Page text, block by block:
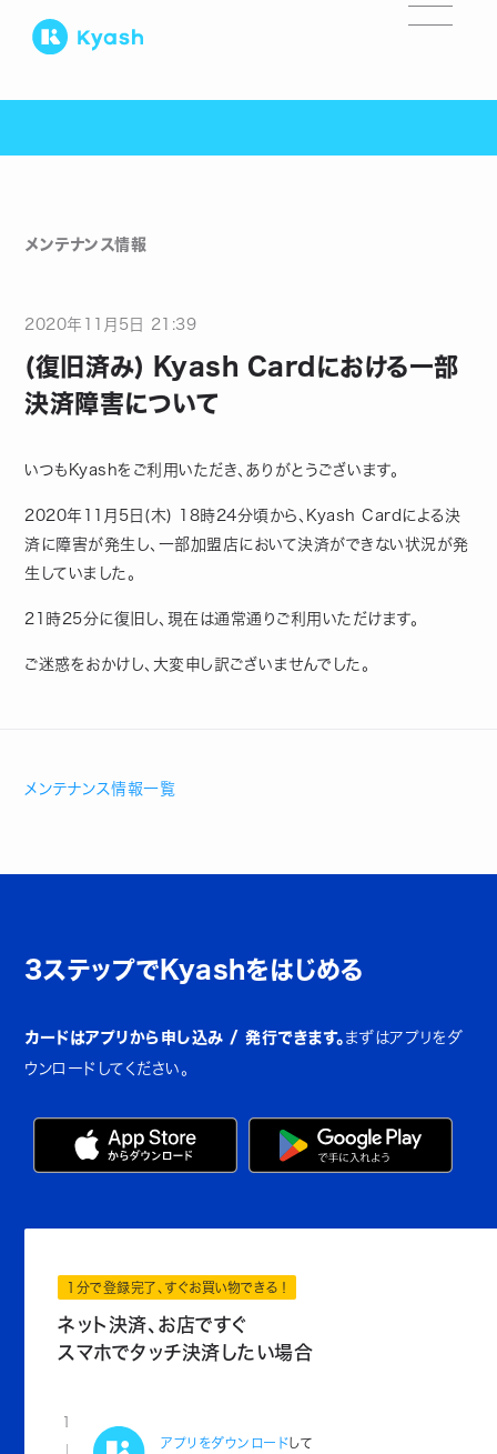
メンテナンス情報
2020年 月 5 日 21:39
(復旧済み) Kyash Cardにおける一部
決済障害について
いつもKyashをご利用いただき、ありがとうございます。
2020年11月5日(木) 18時24分頃から、Kyash Cardによる決
済に障害が発生し、一部加盟店において決済ができない状況が発
生していました。
21時25分に復旧し、現在は通常通りご利用いただけます。
ご迷惑をおかけし、大変申し訳ございませんでした。
メンテナンス情報一覧
3ステップでKyashをはじめる
カードはアプリから申し込み / 発行できます。 まずはアプリをダ
ウンロードしてください。
1分で登録完了、すぐお買い物できる！
ネット決済、お店ですぐ
スマホでタッチ決済したい場合
1
アプリをダウンロードして